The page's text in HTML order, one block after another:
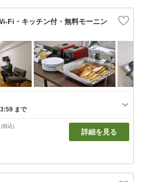
Fi・キッチン付・無料モーニン
税込)
詳細を見る